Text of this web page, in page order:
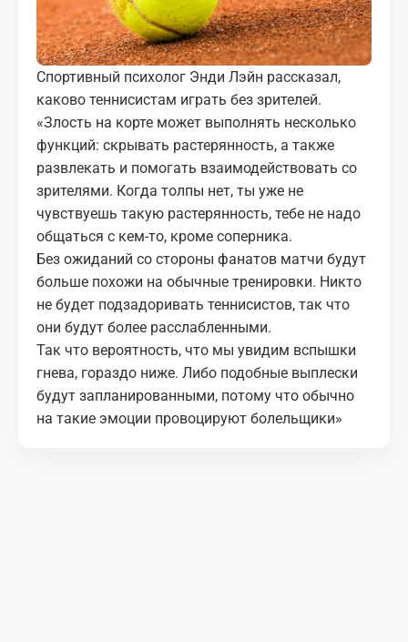
Спортивный психолог Энди Лэйн рассказал,
каково теннисистам играть без зрителей.
«Злость на корте может выполнять несколько
функций: скрывать растерянность, а также
развлекать и помогать взаимодействовать со
зрителями. Когда толпы нет, ты уже не
чувствуешь такую растерянность, тебе не надо
общаться с кем-то, кроме соперника.
Без ожиданий со стороны фанатов матчи будут
больше похожи на обычные тренировки. Никто
не будет подзадоривать теннисистов, так что
они будут более расслабленными.
Так что вероятность, что мы увидим вспышки
гнева, гораздо ниже. Либо подобные выплески
будут запланированными, потому что обычно
на такие эмоции провоцируют болельщики»